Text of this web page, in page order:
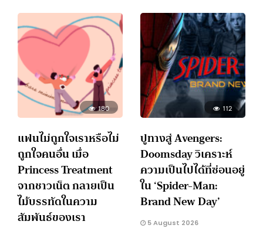
180
แฟนไม่ถูกใจเราหรือไม่
ถูกใจคนอื่น เมื่อ
Princess Treatment
จากชาวเน็ต กลายเป็น
ไม้บรรทัดในความ
สัมพันธ์ของเรา
112
ปูทางสู่ Avengers:
Doomsday วิเคราะห์
ความเป็นไปได้ที่ซ่อนอยู่
ใน ‘Spider-Man:
Brand New Day’
5 August 2026